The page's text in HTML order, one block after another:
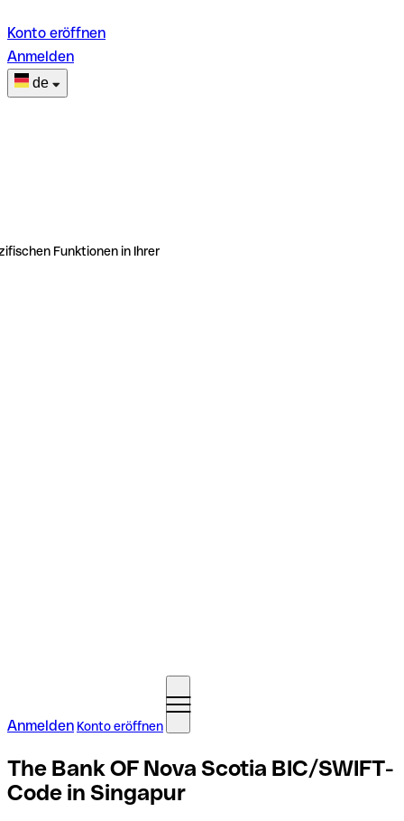
Konto eröffnen
Anmelden
de
Funktionen in Ihrer
Anmelden Konto eröffnen
The Bank OF Nova Scotia BIC/SWIFT-
Code in Singapur